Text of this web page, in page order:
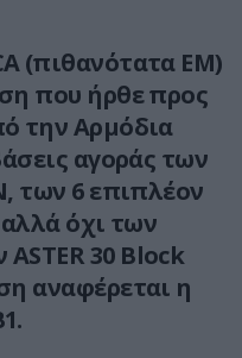
(πιθανότατα ΕΜ)
που ήρθε προς
την Αρμόδια
αγοράς των
των 6 επιπλέον
όχι των
30 Block
αναφέρεται η